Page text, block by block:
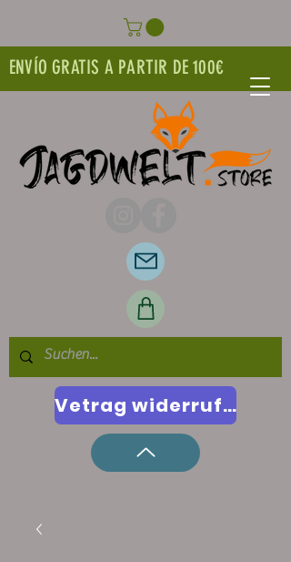
ENVÍO GRATIS A PARTIR DE 100€
Vetrag widerrufen